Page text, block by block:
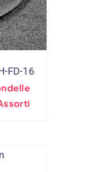
FD-16